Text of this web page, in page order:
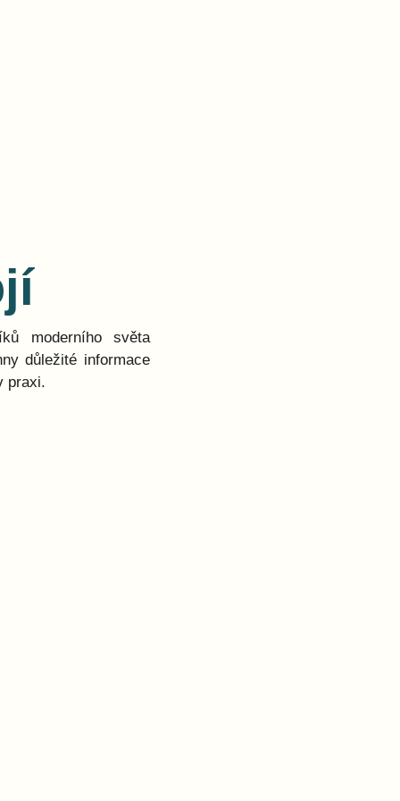
moderního světa
důležité informace
praxi.